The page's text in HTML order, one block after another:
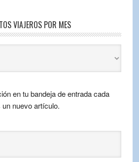
VIAJEROS POR MES
en tu bandeja de entrada cada
nuevo artículo.